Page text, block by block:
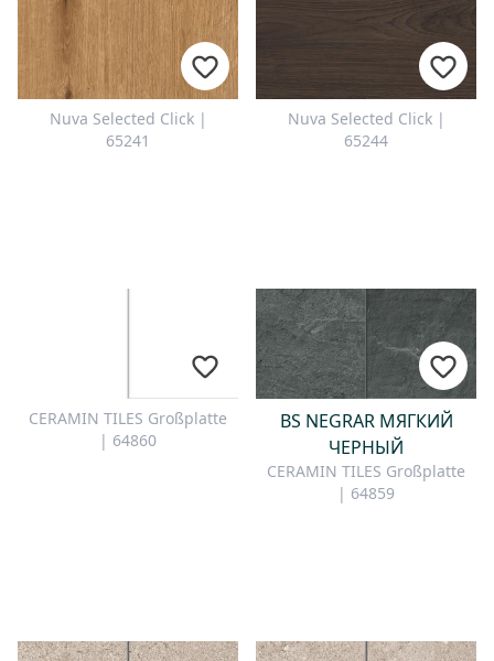
Nuva Selected Click |
65241
Nuva Selected Click |
65244
CERAMIN TILES Großplatte
| 64860
BS NEGRAR МЯГКИЙ
ЧЕРНЫЙ
CERAMIN TILES Großplatte
| 64859